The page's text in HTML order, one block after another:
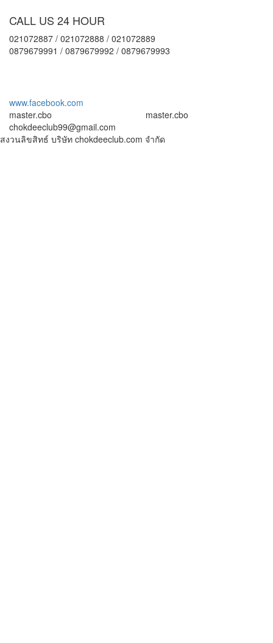
CALL US 24 HOUR
021072887 / 021072888 / 021072889
0879679991 / 0879679992 / 0879679993
www.facebook.com
master.cbo
chokdeeclub99@gmail.com
master.cbo
สงวนลิขสิทธ์ บริษัท chokdeeclub.com จำกัด